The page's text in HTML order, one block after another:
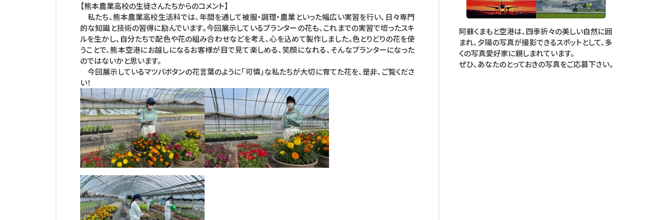
【熊本農業高校の生徒さんたちからのコメント】
私たち、熊本農業高校生活科では、年間を通して被服・調理・農業といった幅広い実習を行い、日々専門
的な知識と技術の習得に励んでいます。今回展示しているプランターの花も、これまでの実習で培ったスキ
ルを生かし、自分たちで配色や花の組み合わせなどを考え、心を込めて製作しました。色とりどりの花を使
うことで、熊本空港にお越しになるお客様が目で見て楽しめる、笑顔になれる、そんなプランターになった
のではないかと思います。
今回展示しているマツバボタンの花言葉のように「可憐」な私たちが大切に育てた花を、是非、ご覧くださ
い！
阿蘇くまもと空港は、四季折々の美しい自然に囲
まれ、夕陽の写真が撮影できるスポットとして、多
くの写真愛好家に親しまれています。
ぜひ、あなたのとっておきの写真をご応募下さい。